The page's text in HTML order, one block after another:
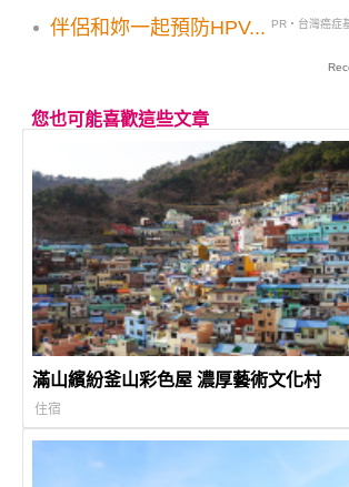
伴侶和妳一起預防HPV...
PR・台灣癌症
您也可能喜歡這些文章
滿山繽紛釜山彩色屋 濃厚藝術文化村
住宿